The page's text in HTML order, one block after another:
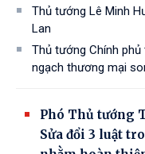
Thủ tướng Lê Minh
Lan
Thủ tướng Chính
ngạch thương mại
Phó Thủ tướng
Sửa đổi 3 luật